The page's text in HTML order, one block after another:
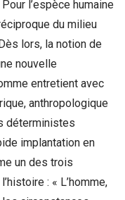
l’espèce humaine
du milieu
lors, la notion de
nouvelle
entretient avec
anthropologique
déterministes
implantation en
un des trois
: « L’homme,